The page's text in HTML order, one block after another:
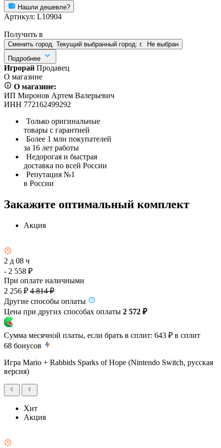
Нашли дешевле?
Артикул: L10904
Получить в
Сменить город. Текущий выбранный город: г.
Не выбран
Подробнее
Игрорай Продавец
О магазине
О магазине:
ИП Миронов Артем Валерьевич
ИНН 772162499292
Только оригинальные
товары с гарантией
Более 1 млн покупателей
за 16 лет работы
Недорогая и быстрая
доставка по всей России
Репутация №1
в России
Закажите оптимальный комплект
Акция
2 д 08 ч
- 2 558 ₽
При оплате наличными
2 256 ₽ 4 814 ₽
Другие способы оплаты
Цена при других способах оплаты 2 572 ₽
Сумма месячной платы, если брать в сплит: 643 ₽ в сплит
68 бонусов
Игра Mario + Rabbids Sparks of Hope (Nintendo Switch, русская
версия)
Хит
Акция